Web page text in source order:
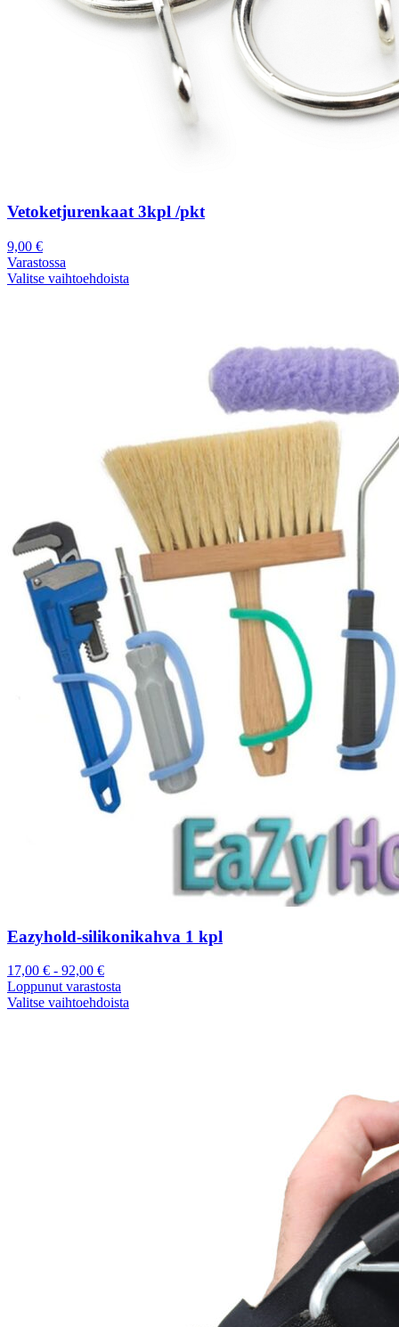
Vetoketjurenkaat 3kpl /pkt
9,00 €
Varastossa
Valitse vaihtoehdoista
Eazyhold-silikonikahva 1 kpl
17,00 € - 92,00 €
Loppunut varastosta
Valitse vaihtoehdoista